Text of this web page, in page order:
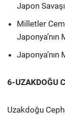
Japon
Milletler
Japonya’nın
6-UZAKDOĞU
Uzakdoğu